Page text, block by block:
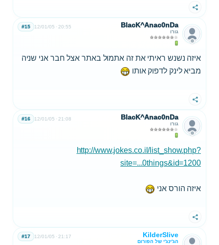
שתף
BlacK^Anac0nDa
גורו
12/01/05 20:55
#15
איזה נשנש ראיתי את זה אתמול באתר אצל חבר אני שניה
מביא לינק לדפוק אותו
שתף
BlacK^Anac0nDa
גורו
12/01/05 21:08
#16
http://www.jokes.co.il/list_show.php?
site=...0things&id=1200
איזה הורס אני
שתף
KilderSlive
הג'ינג'י של הפורום
12/01/05 21:17
#17